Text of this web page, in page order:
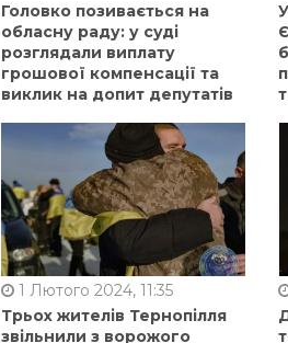
Головко позивається на
обласну раду: у суді
розглядали виплату
грошової компенсації та
виклик на допит депутатів
1 Лютого 2024, 11:35
Трьох жителів Тернопілля
звільнили з ворожого